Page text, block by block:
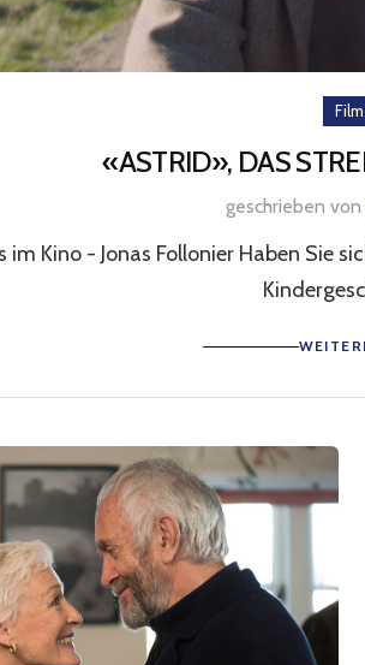
«ASTRID», DAS
geschrieben von
im Kino - Jonas Follonier Haben Sie